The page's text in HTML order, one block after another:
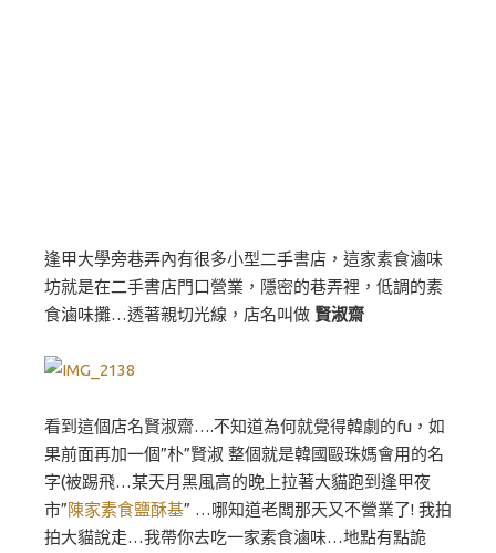
逢甲大學旁巷弄內有很多小型二手書店，這家素食滷味
坊就是在二手書店門口營業，隱密的巷弄裡，低調的素
食滷味攤…透著親切光線，店名叫做 賢淑齋
看到這個店名賢淑齋….不知道為何就覺得韓劇的fu，如
果前面再加一個”朴”賢淑 整個就是韓國毆珠媽會用的名
字(被踢飛…某天月黑風高的晚上拉著大貓跑到逢甲夜
市”陳家素食鹽酥基” …哪知道老闆那天又不營業了! 我拍
拍大貓說走…我帶你去吃一家素食滷味…地點有點詭